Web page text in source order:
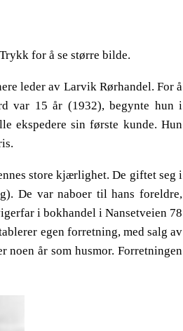
for å se større bilde.
leder av Larvik Rørhandel. For å
var 15 år (1932), begynte hun i
ekspedere sin første kunde. Hun
store kjærlighet. De giftet seg i
De var naboer til hans foreldre,
i bokhandel i Nansetveien 78
egen forretning, med salg av
år som husmor. Forretningen